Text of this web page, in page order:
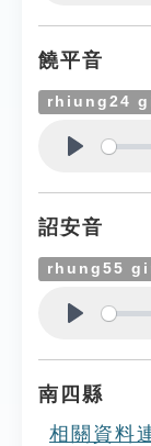
饒平音
rhiung24
詔安音
rhung55
南四縣
相關資料